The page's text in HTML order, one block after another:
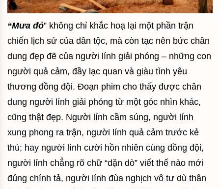
“Mưa đỏ” không chỉ khắc hoạ lại một phần trận
chiến lịch sử của dân tộc, mà còn tạc nên bức chân
dung đẹp đẽ của người lính giải phóng – những con
người quả cảm, đầy lạc quan và giàu tình yêu
thương đồng đội. Đoạn phim cho thấy được chân
dung người lính giải phóng từ một góc nhìn khác,
cũng thật đẹp. Người lính cầm súng, người lính
xung phong ra trận, người lính quả cảm trước kẻ
thù; hay người lính cười hồn nhiên cùng đồng đội,
người lính chẳng rõ chữ “dặn dò” viết thế nào mới
đúng chính tả, người lính đùa nghịch vô tư dù thân